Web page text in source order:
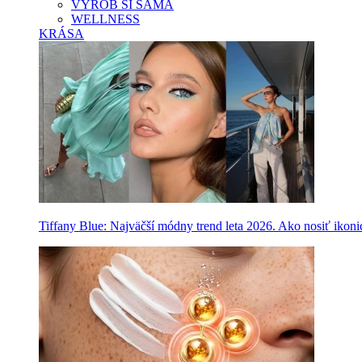
VYROB SI SAMA
WELLNESS
KRÁSA
Tiffany Blue: Najväčší módny trend leta 2026. Ako nosiť